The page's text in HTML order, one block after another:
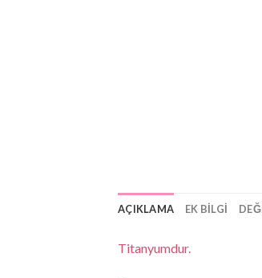
AÇIKLAMA EK BILGI
Titanyumdur.